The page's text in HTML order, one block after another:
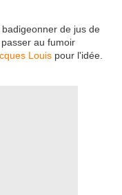
de jus de
au fumoir
Louis pour l'idée.